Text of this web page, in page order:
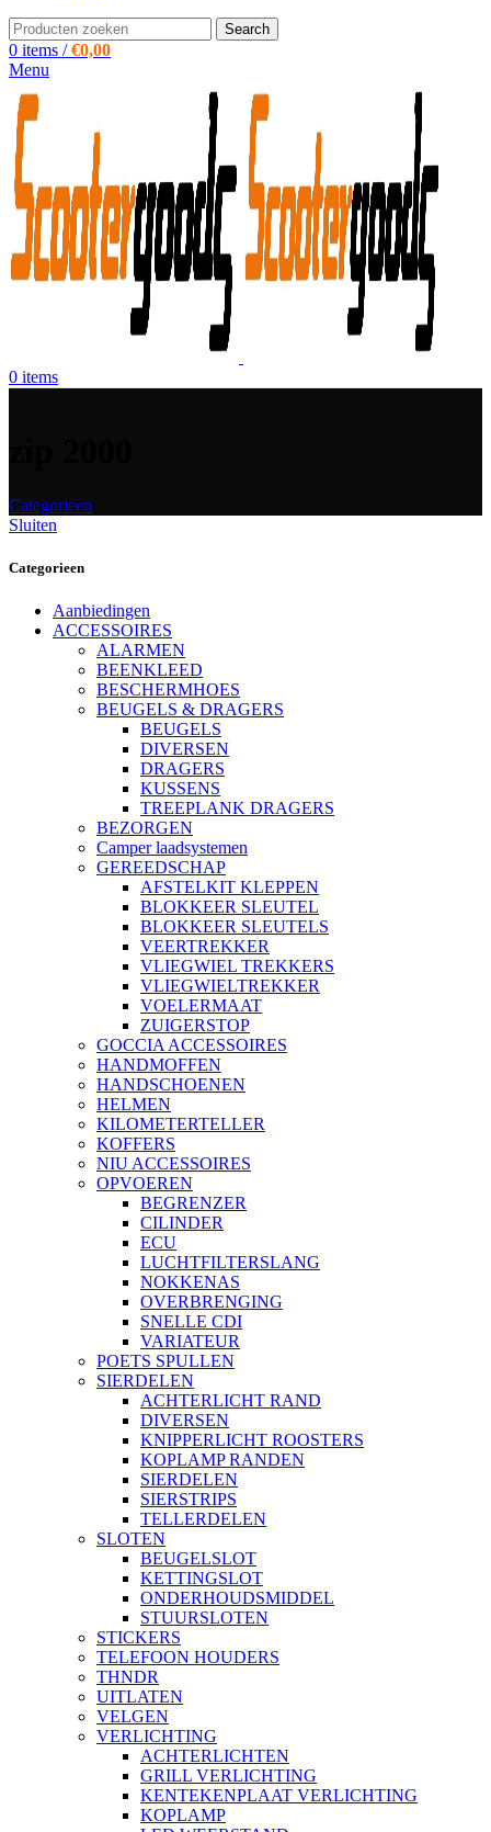
Search
0 items / €0,00
Menu
0 items
Categorieen
Sluiten
Categorieen
Aanbiedingen
ACCESSOIRES
ALARMEN
BEENKLEED
BESCHERMHOES
BEUGELS & DRAGERS
BEUGELS
DIVERSEN
DRAGERS
KUSSENS
TREEPLANK DRAGERS
BEZORGEN
Camper laadsystemen
GEREEDSCHAP
AFSTELKIT KLEPPEN
BLOKKEER SLEUTEL
BLOKKEER SLEUTELS
VEERTREKKER
VLIEGWIEL TREKKERS
VLIEGWIELTREKKER
VOELERMAAT
ZUIGERSTOP
GOCCIA ACCESSOIRES
HANDMOFFEN
HANDSCHOENEN
HELMEN
KILOMETERTELLER
KOFFERS
NIU ACCESSOIRES
OPVOEREN
BEGRENZER
CILINDER
ECU
LUCHTFILTERSLANG
NOKKENAS
OVERBRENGING
SNELLE CDI
VARIATEUR
POETS SPULLEN
SIERDELEN
ACHTERLICHT RAND
DIVERSEN
KNIPPERLICHT ROOSTERS
KOPLAMP RANDEN
SIERDELEN
SIERSTRIPS
TELLERDELEN
SLOTEN
BEUGELSLOT
KETTINGSLOT
ONDERHOUDSMIDDEL
STUURSLOTEN
STICKERS
TELEFOON HOUDERS
THNDR
UITLATEN
VELGEN
VERLICHTING
ACHTERLICHTEN
GRILL VERLICHTING
KENTEKENPLAAT VERLICHTING
KOPLAMP